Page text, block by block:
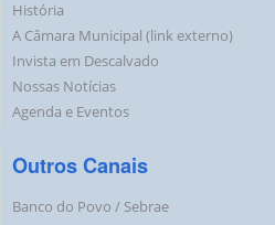
História
A Câmara Municipal (link externo)
Invista em Descalvado
Nossas Notícias
Agenda e Eventos
Outros Canais
Banco do Povo / Sebrae